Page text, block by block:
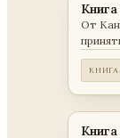
От
КНИГА